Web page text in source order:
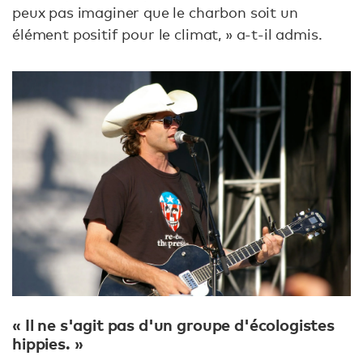
peux pas imaginer que le charbon soit un
élément positif pour le climat, » a-t-il admis.
« Il ne s'agit pas d'un groupe d'écologistes
hippies. »